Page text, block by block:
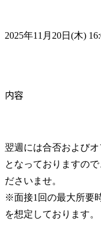
2025年11月20日(木)
内容
翌週には合否および
となっておりますの
ださいませ。
※面接1回の最大所要
を想定しております。